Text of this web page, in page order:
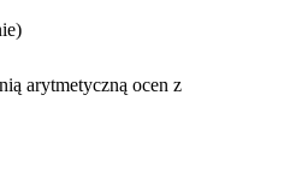
arytmetyczną ocen z